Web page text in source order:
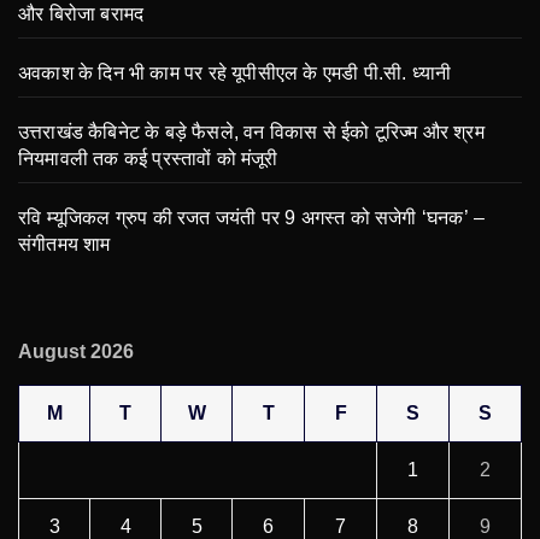
और बिरोजा बरामद
अवकाश के दिन भी काम पर रहे यूपीसीएल के एमडी पी.सी. ध्यानी
उत्तराखंड कैबिनेट के बड़े फैसले, वन विकास से ईको टूरिज्म और श्रम
नियमावली तक कई प्रस्तावों को मंजूरी
रवि म्यूजिकल ग्रुप की रजत जयंती पर 9 अगस्त को सजेगी ‘घनक’ –
संगीतमय शाम
August 2026
M T W T F S S
1 2
3 4 5 6 7 8 9